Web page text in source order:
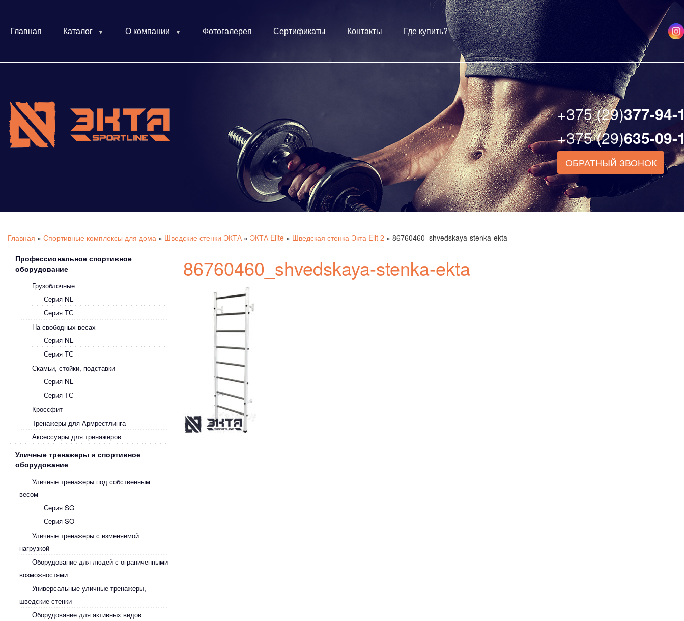
Главная Каталог О компании Фотогалерея Сертификаты Контакты Где купить?
+375 (29)377-94-
+375 (29)635-09-
ОБРАТНЫЙ ЗВОНОК
Главная » Спортивные комплексы для дома » Шведские стенки ЭКТА» ЭКТА Elite » Шведская стенка Экта Elit 2 » 86760460_shvedskaya-stenka-ekta
Профессиональное спортивное
оборудование
Грузоблочные
Серия NL
Серия ТС
На свободных весах
Серия NL
Серия ТС
Скамьи, стойки, подставки
Серия NL
Серия ТС
Кроссфит
Тренажеры для Армрестлинга
Аксессуары для тренажеров
Уличные тренажеры и спортивное
оборудование
Уличные тренажеры под собственным
весом
Серия SG
Серия SO
Уличные тренажеры с изменяемой
нагрузкой
Оборудование для людей с ограниченными
возможностями
Универсальные уличные тренажеры,
шведские стенки
Оборудование для активных видов
86760460_shvedskaya-stenka-ekta